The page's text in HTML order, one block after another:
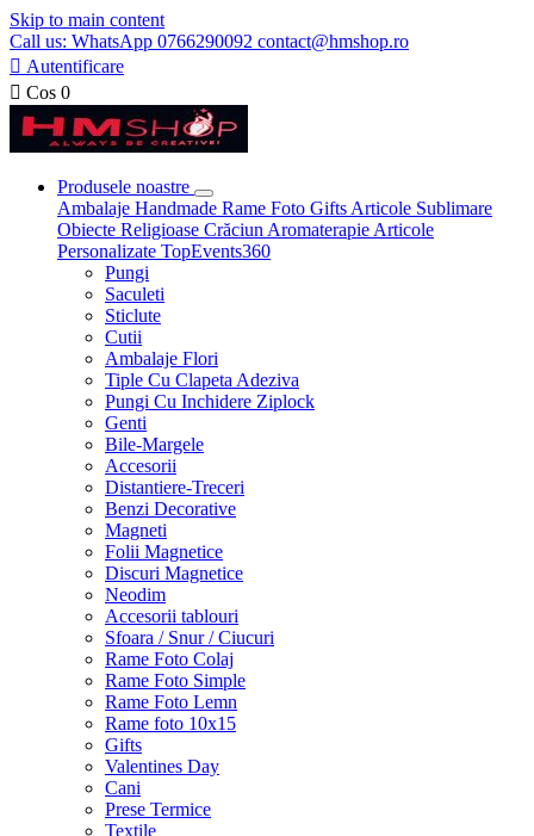
Skip to main content
Call us: WhatsApp 0766290092 contact@hmshop.ro
 Autentificare
 Cos 0
Produsele noastre
Ambalaje Handmade Rame Foto Gifts Articole Sublimare
Obiecte Religioase Crăciun Aromaterapie Articole
Personalizate TopEvents360
Pungi
Saculeti
Sticlute
Cutii
Ambalaje Flori
Tiple Cu Clapeta Adeziva
Pungi Cu Inchidere Ziplock
Genti
Bile-Margele
Accesorii
Distantiere-Treceri
Benzi Decorative
Magneti
Folii Magnetice
Discuri Magnetice
Neodim
Accesorii tablouri
Sfoara / Snur / Ciucuri
Rame Foto Colaj
Rame Foto Simple
Rame Foto Lemn
Rame foto 10x15
Gifts
Valentines Day
Cani
Prese Termice
Textile